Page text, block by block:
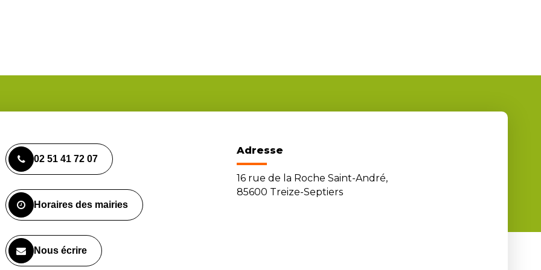
02 51 41 72 07
Horaires des mairies
Nous écrire
Adresse
16 rue de la Roche Saint-André,
85600 Treize-Septiers